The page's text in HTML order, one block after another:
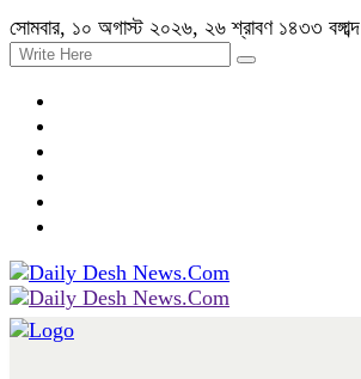
সোমবার, ১০ অগাস্ট ২০২৬, ২৬ শ্রাবণ ১৪৩৩ বঙ্গাব্দ